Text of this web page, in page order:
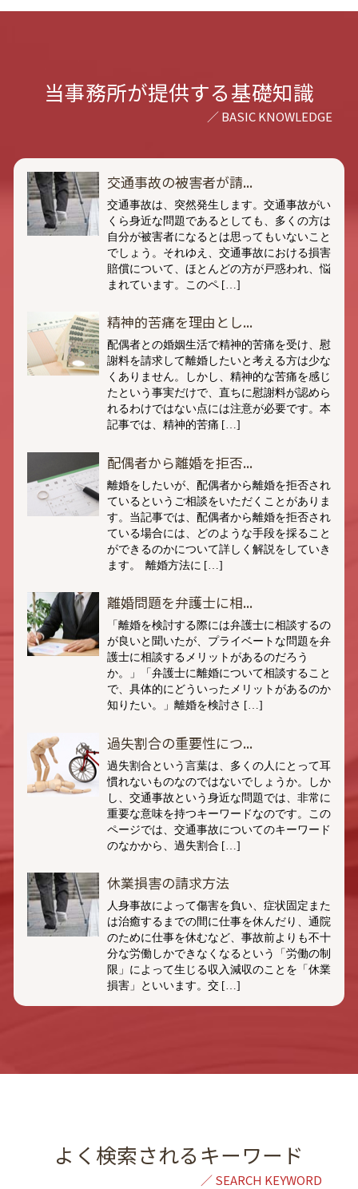
当事務所が提供する基礎知識
交通事故の被害者が請...
交通事故は、突然発生します。交通事故がい
くら身近な問題であるとしても、多くの方は
自分が被害者になるとは思ってもいないこと
でしょう。それゆえ、交通事故における損害
賠償について、ほとんどの方が戸惑われ、悩
まれています。このペ […]
精神的苦痛を理由とし...
配偶者との婚姻生活で精神的苦痛を受け、慰
謝料を請求して離婚したいと考える方は少な
くありません。しかし、精神的な苦痛を感じ
たという事実だけで、直ちに慰謝料が認めら
れるわけではない点には注意が必要です。本
記事では、精神的苦痛 […]
配偶者から離婚を拒否...
離婚をしたいが、配偶者から離婚を拒否され
ているというご相談をいただくことがありま
す。当記事では、配偶者から離婚を拒否され
ている場合には、どのような手段を採ること
ができるのかについて詳しく解説をしていき
ます。 離婚方法に […]
離婚問題を弁護士に相...
「離婚を検討する際には弁護士に相談するの
が良いと聞いたが、プライベートな問題を弁
護士に相談するメリットがあるのだろう
か。」「弁護士に離婚について相談すること
で、具体的にどういったメリットがあるのか
知りたい。」離婚を検討さ […]
過失割合の重要性につ...
過失割合という言葉は、多くの人にとって耳
慣れないものなのではないでしょうか。しか
し、交通事故という身近な問題では、非常に
重要な意味を持つキーワードなのです。この
ページでは、交通事故についてのキーワード
のなかから、過失割合 […]
休業損害の請求方法
人身事故によって傷害を負い、症状固定また
は治癒するまでの間に仕事を休んだり、通院
のために仕事を休むなど、事故前よりも不十
分な労働しかできなくなるという「労働の制
限」によって生じる収入減収のことを「休業
損害」といいます。交 […]
よく検索されるキーワード